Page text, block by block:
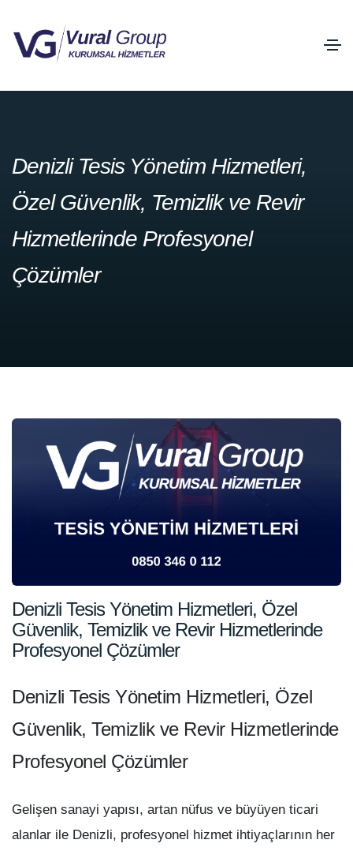
Denizli Tesis Yönetim Hizmetleri,
Özel Güvenlik, Temizlik ve Revir
Hizmetlerinde Profesyonel
Çözümler
Denizli Tesis Yönetim Hizmetleri, Özel
Güvenlik, Temizlik ve Revir Hizmetlerinde
Profesyonel Çözümler
Denizli Tesis Yönetim Hizmetleri, Özel
Güvenlik, Temizlik ve Revir Hizmetlerinde
Profesyonel Çözümler
Gelişen sanayi yapısı, artan nüfus ve büyüyen ticari
alanlar ile Denizli, profesyonel hizmet ihtiyaçlarının her